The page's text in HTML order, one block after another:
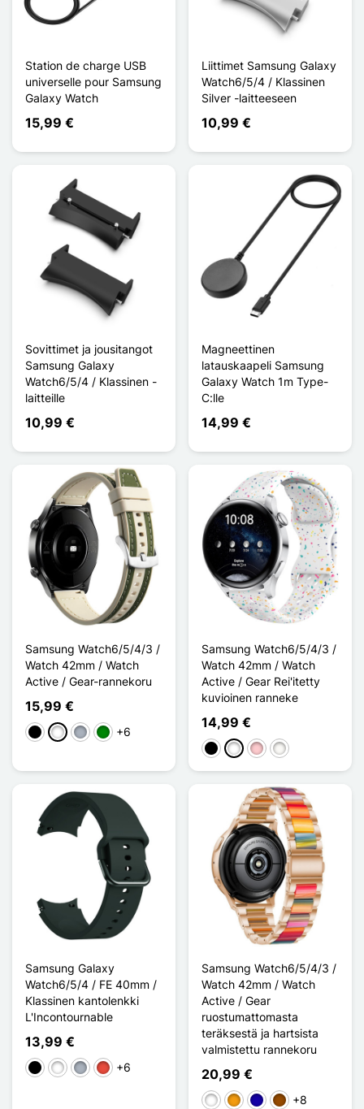
Station de charge USB
universelle pour Samsung
Galaxy Watch
15,99 €
Liittimet Samsung Galaxy
Watch6/5/4 / Klassinen
Silver -laitteeseen
10,99 €
Sovittimet ja jousitangot
Samsung Galaxy
Watch6/5/4 / Klassinen -
laitteille
10,99 €
Magneettinen
latauskaapeli Samsung
Galaxy Watch 1m Type-
C:lle
14,99 €
Samsung Watch6/5/4/3 /
Watch 42mm / Watch
Active / Gear-rannekoru
15,99 €
MustaValkoinen
HarmaaVihreä
+6
Samsung Watch6/5/4/3 /
Watch 42mm / Watch
Active / Gear Rei'itetty
kuvioinen ranneke
14,99 €
MustaValkoinen
PinkkiBlanc Étoilé
Samsung Galaxy
Watch6/5/4 / FE 40mm /
Klassinen kantolenkki
L'Incontournable
13,99 €
MustaValkoinen
HarmaaPunainen
+6
Samsung Watch6/5/4/3 /
Watch 42mm / Watch
Active / Gear
ruostumattomasta
teräksestä ja hartsista
valmistettu rannekoru
20,99 €
Valkoinen
OranssiBleu Foncé
Ruskea
+8